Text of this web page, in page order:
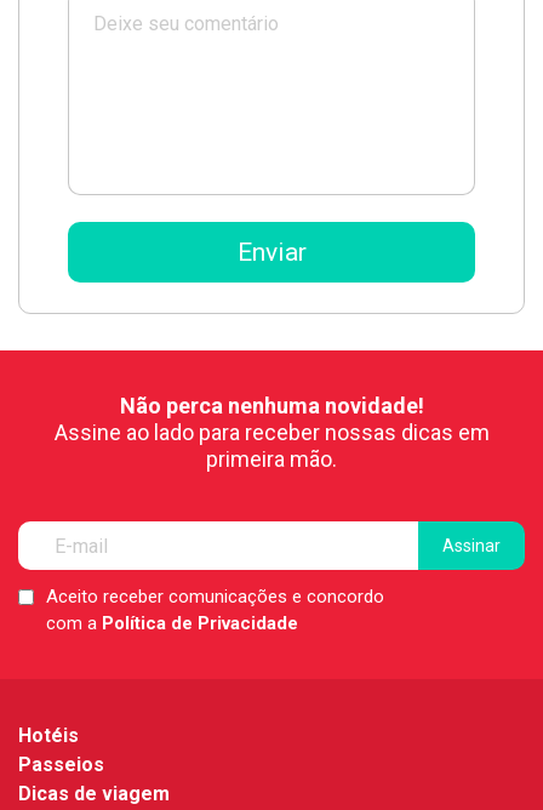
Não perca nenhuma novidade!
Assine ao lado para receber nossas dicas em
primeira mão.
LGPDAceito receber comunicações e concordo
com a Política de Privacidade
Hotéis
Passeios
Dicas de viagem